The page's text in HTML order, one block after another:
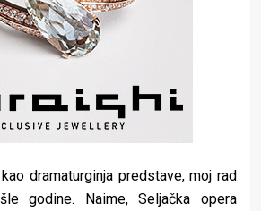
dramaturginja predstave, moj rad
godine. Naime, Seljačka opera